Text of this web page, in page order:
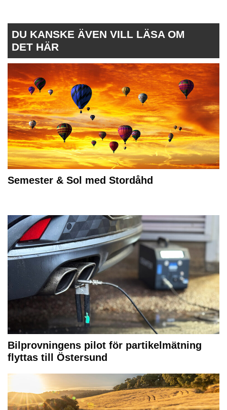
DU KANSKE ÄVEN VILL LÄSA OM
DET HÄR
Semester & Sol med Stordåhd
Bilprovningens pilot för partikelmätning
flyttas till Östersund